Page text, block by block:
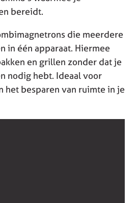
bereidt.
die meerdere
in één apparaat. Hiermee
en grillen zonder dat je
nodig hebt. Ideaal voor
het besparen van ruimte in je